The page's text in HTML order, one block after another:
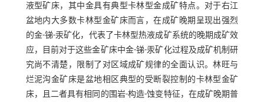
液型矿床，其中金具有典型卡林型金成矿特点。对于右江
盆地内大多数卡林型金矿床而言，在成矿晚期呈现出强烈
的金-锑-汞矿化，代表了卡林型热液成矿系统的晚期成矿效
应，目前对于这些金矿床中金-锑-汞矿化过程及成矿机制研
究尚不清楚，限制了对区域成矿规律的全面认识。林旺与
烂泥沟金矿床是盆地相区典型的受断裂控制的卡林型金矿
床，且二者具有相同的围岩-构造-蚀变特征，在成矿晚期普